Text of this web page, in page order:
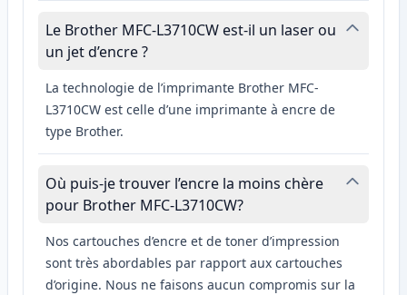
Le Brother MFC-L3710CW est-il un laser ou
un jet d’encre ?
La technologie de l’imprimante Brother MFC-
L3710CW est celle d’une imprimante à encre de
type Brother.
Où puis-je trouver l’encre la moins chère
pour Brother MFC-L3710CW?
Nos cartouches d’encre et de toner d’impression
sont très abordables par rapport aux cartouches
d’origine. Nous ne faisons aucun compromis sur la